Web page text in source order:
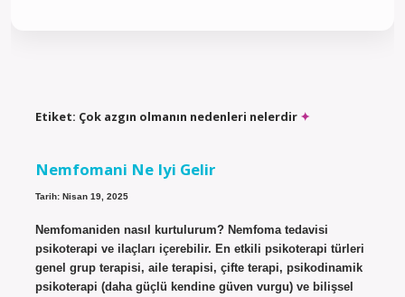
Etiket: Çok azgın olmanın nedenleri nelerdir
Nemfomani Ne Iyi Gelir
Tarih: Nisan 19, 2025
Nemfomaniden nasıl kurtulurum? Nemfoma tedavisi
psikoterapi ve ilaçları içerebilir. En etkili psikoterapi türleri
genel grup terapisi, aile terapisi, çifte terapi, psikodinamik
psikoterapi (daha güçlü kendine güven vurgu) ve bilişsel